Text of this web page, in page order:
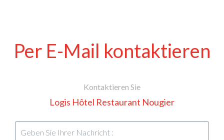
Per E-Mail kontaktieren
Kontaktieren Sie
Logis Hôtel Restaurant Nougier